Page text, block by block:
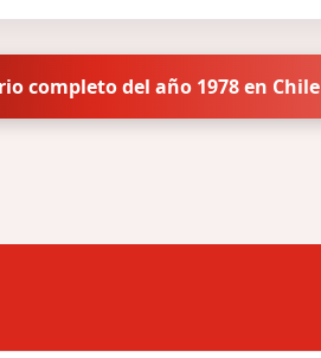
completo del año 1978 en Chile